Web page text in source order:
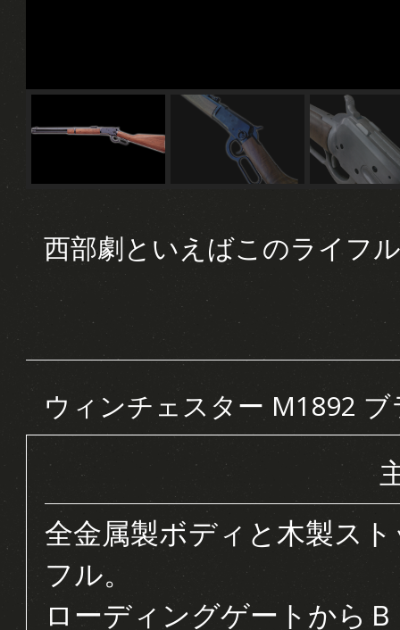
西部劇といえばこのライフ
ウィンチェスター M1892
全金属製ボディと木製ス
フル。
ローディングゲートから